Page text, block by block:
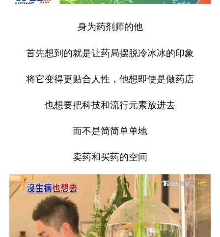
身为药剂师的他
首先想到的就是让药局摆脱冷冰冰的印象
将它变得更贴合人性，他想即使是做药店
也想要把科技和流行元素放进去
而不是简简单单地
卖药和买药的空间